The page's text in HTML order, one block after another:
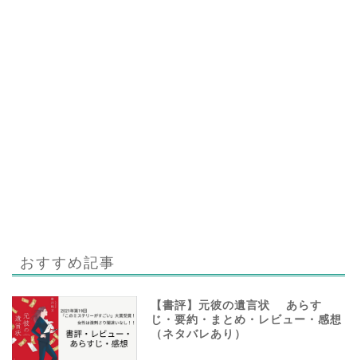
おすすめ記事
【書評】元彼の遺言状 あらす
じ・要約・まとめ・レビュー・感想
（ネタバレあり）